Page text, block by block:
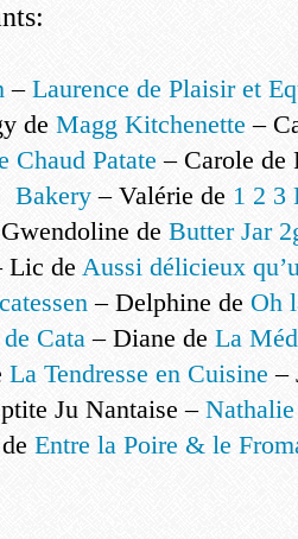
– Laurence de Plaisir et
de Magg Kitchenette –
Chaud Patate – Carole de
Bakery – Valérie de 1 2 3
de Butter Jar
Lic de Aussi délicieux
– Delphine de Oh
Cata– Diane de La
La Tendresse en Cuisine –
Ju Nantaise –
Entre la Poire & le